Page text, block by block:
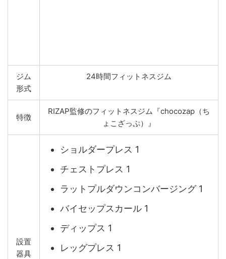
ジム
形式
24時間フィットネスジム
特徴
RIZAP監修のフィットネスジム『chocozap（ち
ょこざっぷ）』
設置
器具
ショルダープレス 1
チェストプレス 1
ラットプルダウンコンバージング 1
バイセップスカール 1
ディップス 1
レッグプレス 1